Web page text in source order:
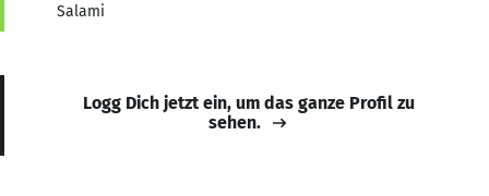
Salami
Logg Dich jetzt ein, um das ganze Profil zu
sehen.